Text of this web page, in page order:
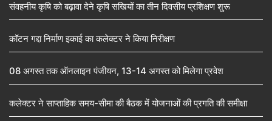
संवहनीय कृषि को बढ़ावा देने कृषि सखियों का तीन दिवसीय प्रशिक्षण शुरू
कॉटन गद्दा निर्माण इकाई का कलेक्टर ने किया निरीक्षण
08 अगस्त तक ऑनलाइन पंजीयन, 13-14 अगस्त को मिलेगा प्रवेश
कलेक्टर ने साप्ताहिक समय-सीमा की बैठक में योजनाओं की प्रगति की समीक्षा